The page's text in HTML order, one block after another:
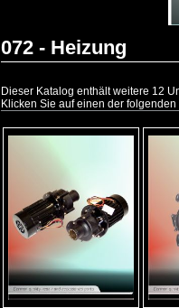
072 - Heizung
Dieser Katalog enthält weitere 12
Klicken Sie auf einen der